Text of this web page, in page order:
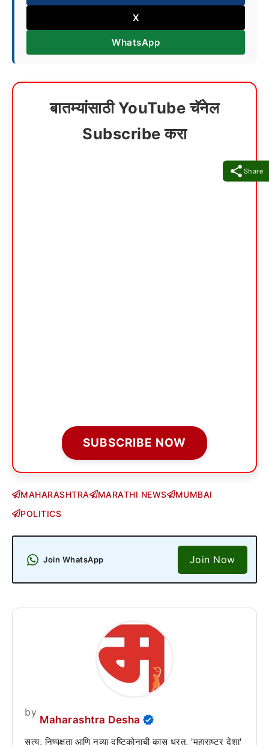
Share
X
WhatsApp
बातम्यांसाठी YouTube चॅनेल
Subscribe करा
SUBSCRIBE NOW
MAHARASHTRA MARATHI NEWS
MUMBAI
POLITICS
Join WhatsApp Join Now
by
Maharashtra Desha
सत्य, निष्पक्षता आणि नव्या दृष्टिकोनाची कास धरत, 'महाराष्ट्र देशा'